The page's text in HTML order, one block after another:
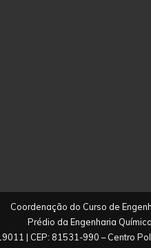
Coordenação do Curso de
Prédio da Engenharia
| CEP: 81531-990 – Centro